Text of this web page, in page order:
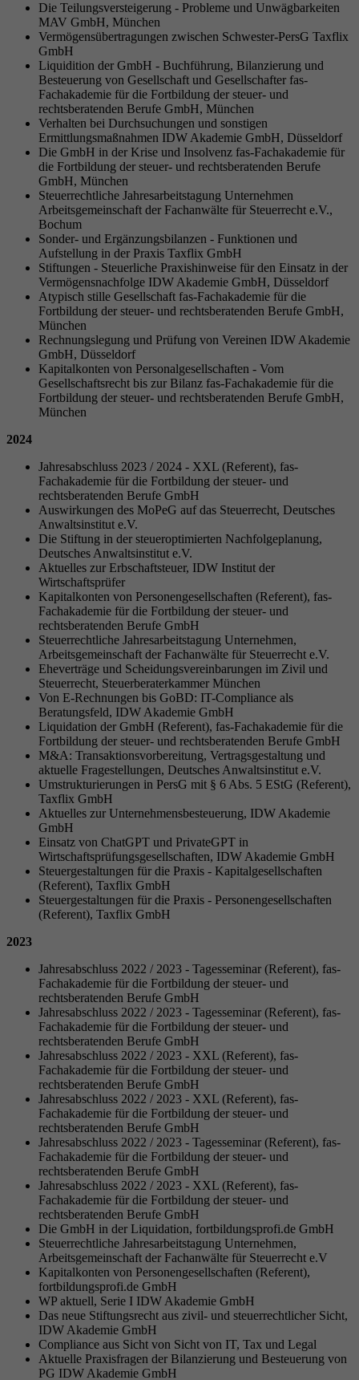
Die Teilungsversteigerung - Probleme und Unwägbarkeiten
MAV GmbH, München
Vermögensübertragungen zwischen Schwester-PersG Taxflix
GmbH
Liquidition der GmbH - Buchführung, Bilanzierung und
Besteuerung von Gesellschaft und Gesellschafter fas-
Fachakademie für die Fortbildung der steuer- und
rechtsberatenden Berufe GmbH, München
Verhalten bei Durchsuchungen und sonstigen
Ermittlungsmaßnahmen IDW Akademie GmbH, Düsseldorf
Die GmbH in der Krise und Insolvenz fas-Fachakademie für
die Fortbildung der steuer- und rechtsberatenden Berufe
GmbH, München
Steuerrechtliche Jahresarbeitstagung Unternehmen
Arbeitsgemeinschaft der Fachanwälte für Steuerrecht e.V.,
Bochum
Sonder- und Ergänzungsbilanzen - Funktionen und
Aufstellung in der Praxis Taxflix GmbH
Stiftungen - Steuerliche Praxishinweise für den Einsatz in der
Vermögensnachfolge IDW Akademie GmbH, Düsseldorf
Atypisch stille Gesellschaft fas-Fachakademie für die
Fortbildung der steuer- und rechtsberatenden Berufe GmbH,
München
Rechnungslegung und Prüfung von Vereinen IDW Akademie
GmbH, Düsseldorf
Kapitalkonten von Personalgesellschaften - Vom
Gesellschaftsrecht bis zur Bilanz fas-Fachakademie für die
Fortbildung der steuer- und rechtsberatenden Berufe GmbH,
München
2024
Jahresabschluss 2023 / 2024 - XXL (Referent), fas-
Fachakademie für die Fortbildung der steuer- und
rechtsberatenden Berufe GmbH
Auswirkungen des MoPeG auf das Steuerrecht, Deutsches
Anwaltsinstitut e.V.
Die Stiftung in der steueroptimierten Nachfolgeplanung,
Deutsches Anwaltsinstitut e.V.
Aktuelles zur Erbschaftsteuer, IDW Institut der
Wirtschaftsprüfer
Kapitalkonten von Personengesellschaften (Referent), fas-
Fachakademie für die Fortbildung der steuer- und
rechtsberatenden Berufe GmbH
Steuerrechtliche Jahresarbeitstagung Unternehmen,
Arbeitsgemeinschaft der Fachanwälte für Steuerrecht e.V.
Eheverträge und Scheidungsvereinbarungen im Zivil und
Steuerrecht, Steuerberaterkammer München
Von E-Rechnungen bis GoBD: IT-Compliance als
Beratungsfeld, IDW Akademie GmbH
Liquidation der GmbH (Referent), fas-Fachakademie für die
Fortbildung der steuer- und rechtsberatenden Berufe GmbH
M&A: Transaktionsvorbereitung, Vertragsgestaltung und
aktuelle Fragestellungen, Deutsches Anwaltsinstitut e.V.
Umstrukturierungen in PersG mit § 6 Abs. 5 EStG (Referent),
Taxflix GmbH
Aktuelles zur Unternehmensbesteuerung, IDW Akademie
GmbH
Einsatz von ChatGPT und PrivateGPT in
Wirtschaftsprüfungsgesellschaften, IDW Akademie GmbH
Steuergestaltungen für die Praxis - Kapitalgesellschaften
(Referent), Taxflix GmbH
Steuergestaltungen für die Praxis - Personengesellschaften
(Referent), Taxflix GmbH
2023
Jahresabschluss 2022 / 2023 - Tagesseminar (Referent), fas-
Fachakademie für die Fortbildung der steuer- und
rechtsberatenden Berufe GmbH
Jahresabschluss 2022 / 2023 - Tagesseminar (Referent), fas-
Fachakademie für die Fortbildung der steuer- und
rechtsberatenden Berufe GmbH
Jahresabschluss 2022 / 2023 - XXL (Referent), fas-
Fachakademie für die Fortbildung der steuer- und
rechtsberatenden Berufe GmbH
Jahresabschluss 2022 / 2023 - XXL (Referent), fas-
Fachakademie für die Fortbildung der steuer- und
rechtsberatenden Berufe GmbH
Jahresabschluss 2022 / 2023 - Tagesseminar (Referent), fas-
Fachakademie für die Fortbildung der steuer- und
rechtsberatenden Berufe GmbH
Jahresabschluss 2022 / 2023 - XXL (Referent), fas-
Fachakademie für die Fortbildung der steuer- und
rechtsberatenden Berufe GmbH
Die GmbH in der Liquidation, fortbildungsprofi.de GmbH
Steuerrechtliche Jahresarbeitstagung Unternehmen,
Arbeitsgemeinschaft der Fachanwälte für Steuerrecht e.V
Kapitalkonten von Personengesellschaften (Referent),
fortbildungsprofi.de GmbH
WP aktuell, Serie I IDW Akademie GmbH
Das neue Stiftungsrecht aus zivil- und steuerrechtlicher Sicht,
IDW Akademie GmbH
Compliance aus Sicht von Sicht von IT, Tax und Legal
Aktuelle Praxisfragen der Bilanzierung und Besteuerung von
PG IDW Akademie GmbH